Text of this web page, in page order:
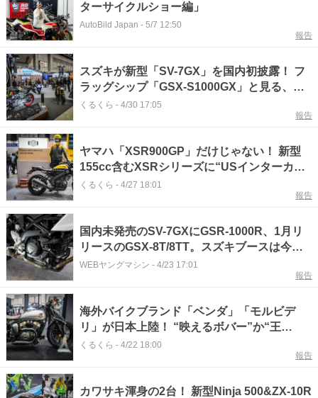
ターサイクルショー編」
AutoBild Japan - 5/7 12:50
報告
スズキが新型「SV-7GX」を国内初披露！ フ
ラッグシップ「GSX-S1000GX」と見る、ク
ロスオーバーモデル最前線【東京モーターサ
くるくら - 4/30 17:05
報告
ヤマハ「XSR900GP」だけじゃない！ 新型
155cc含むXSRシリーズに“USインターカラ
ー”採用モデルが続々と登場？【東京モーター
くるくら - 4/27 18:01
報告
国内未発売のSV-7GXにGSR-1000R、1月リ
リースのGSX-8T/8TT。スズキブースは今季
注目マシン満載！【東京モーターサイクルシ
WEBヤングマシン - 4/23 17:01
報告
海外バイクブランド「ベンダ」「モルビデ
リ」が日本上陸！ “映えるボバー”か“王
道”か、250ccクルーザー市場に挑戦【モータ
くるくら - 4/22 18:00
報告
カワサキ渾身の2台！ 新型Ninja 500&ZX-10R